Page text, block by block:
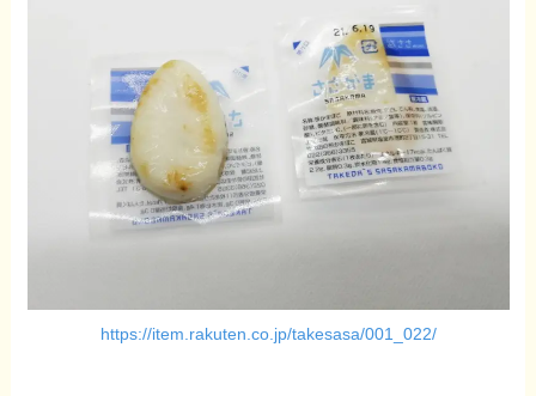
https://item.rakuten.co.jp/takesasa/001_022/